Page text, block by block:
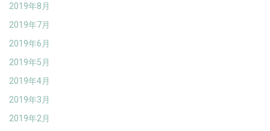
2019年8月
2019年7月
2019年6月
2019年5月
2019年4月
2019年3月
2019年2月